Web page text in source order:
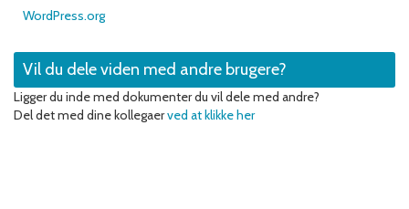
WordPress.org
Vil du dele viden med andre brugere?
Ligger du inde med dokumenter du vil dele med andre?
Del det med dine kollegaerved at klikke her